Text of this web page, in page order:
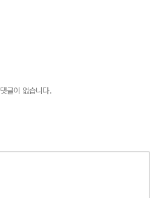
글이 없습니다.